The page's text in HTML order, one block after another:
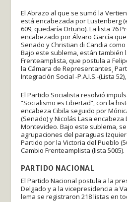
El Abrazo al que se sumó la
está encabezada por Lustenberg
609, quedaría Ortuño). La lista 76
encabezado por Álvaro García
Senado y Christian di Candia
Bajo este sublema, están también
Frenteamplista, que postula a
la Cámara de Representantes¸
Integración Social -P.A.I.S.-(Lista
El Partido Socialista resolvió
“Socialismo es Libertad”, con la
encabeza Cibila seguido por
(Senado) y Nicolás Lasa encabeza
Montevideo. Bajo este sublema,
agrupaciones del paraguas
Partido por la Victoria del Pueblo
Cambio Frenteamplista (lista 5005).
PARTIDO NACIONAL
El Partido Nacional postula a la
Delgado y a la vicepresidencia a
lema se registraron 218 listas en